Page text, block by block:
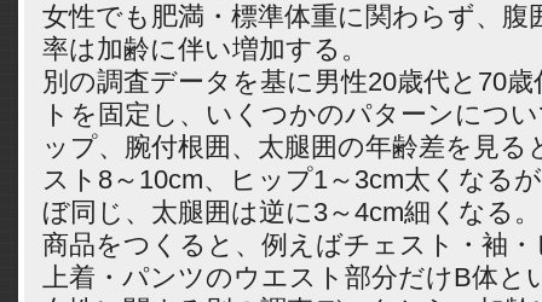
女性でも肥満・標準体重に関わらず、腹
率は加齢に伴い増加する。
別の調査データを基に男性20歳代と70
トを固定し、いくつかのパターンにつ
ップ、腕付根囲、太腿囲の年齢差を見る
スト8～10cm、ヒップ1～3cm太くなる
ぼ同じ、太腿囲は逆に3～4cm細くなる
商品をつくると、例えばチェスト・袖
上着・パンツのウエスト部分だけB体と